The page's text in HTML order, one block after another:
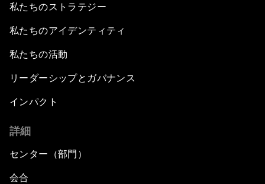
私たちのストラテジー
私たちのアイデンティティ
私たちの活動
リーダーシップとガバナンス
インパクト
詳細
センター（部門）
会合